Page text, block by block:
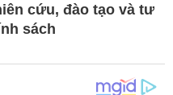
cứu, đào tạo và tư
sách